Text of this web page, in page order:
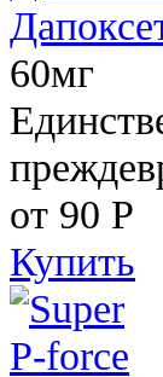
60мг
от 90 Р
Купить